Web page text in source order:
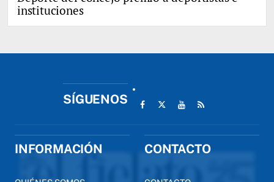
instituciones
SÍGUENOS
INFORMACIÓN CONTACTO